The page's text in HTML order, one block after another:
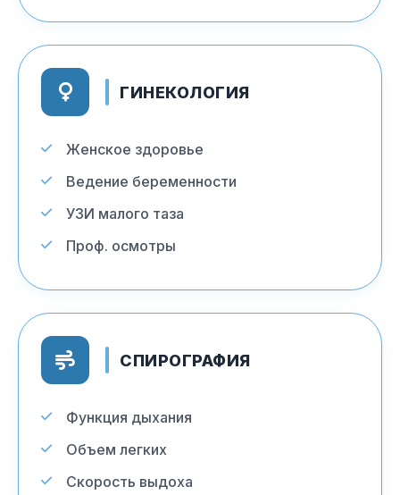
ГИНЕКОЛОГИЯ
Женское здоровье
Ведение беременности
УЗИ малого таза
Проф. осмотры
СПИРОГРАФИЯ
Функция дыхания
Объем легких
Скорость выдоха